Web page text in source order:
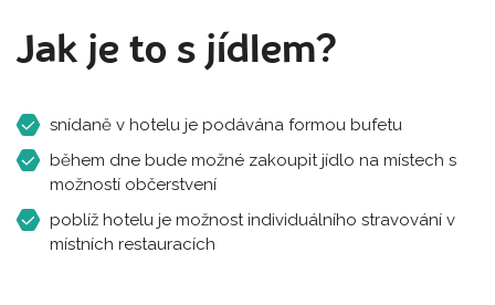
Jak je to s jídlem?
snídaně v hotelu je podávána formou bufetu
během dne bude možné zakoupit jídlo na místech s
možností občerstvení
poblíž hotelu je možnost individuálního stravování v
místních restauracích